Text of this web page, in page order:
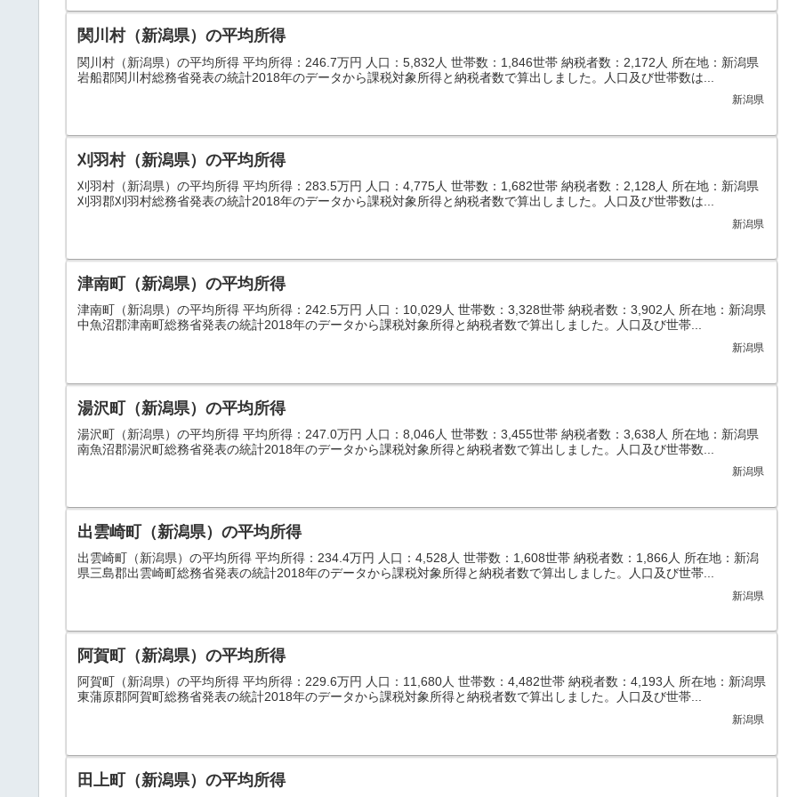
関川村（新潟県）の平均所得
関川村（新潟県）の平均所得 平均所得：246.7万円 人口：5,832人 世帯数：1,846世帯 納税者数：2,172人 所在地：新潟県
岩船郡関川村総務省発表の統計2018年のデータから課税対象所得と納税者数で算出しました。人口及び世帯数は...
新潟県
刈羽村（新潟県）の平均所得
刈羽村（新潟県）の平均所得 平均所得：283.5万円 人口：4,775人 世帯数：1,682世帯 納税者数：2,128人 所在地：新潟県
刈羽郡刈羽村総務省発表の統計2018年のデータから課税対象所得と納税者数で算出しました。人口及び世帯数は...
新潟県
津南町（新潟県）の平均所得
津南町（新潟県）の平均所得 平均所得：242.5万円 人口：10,029人 世帯数：3,328世帯 納税者数：3,902人 所在地：新潟県
中魚沼郡津南町総務省発表の統計2018年のデータから課税対象所得と納税者数で算出しました。人口及び世帯...
新潟県
湯沢町（新潟県）の平均所得
湯沢町（新潟県）の平均所得 平均所得：247.0万円 人口：8,046人 世帯数：3,455世帯 納税者数：3,638人 所在地：新潟県
南魚沼郡湯沢町総務省発表の統計2018年のデータから課税対象所得と納税者数で算出しました。人口及び世帯数...
新潟県
出雲崎町（新潟県）の平均所得
出雲崎町（新潟県）の平均所得 平均所得：234.4万円 人口：4,528人 世帯数：1,608世帯 納税者数：1,866人 所在地：新潟
県三島郡出雲崎町総務省発表の統計2018年のデータから課税対象所得と納税者数で算出しました。人口及び世帯...
新潟県
阿賀町（新潟県）の平均所得
阿賀町（新潟県）の平均所得 平均所得：229.6万円 人口：11,680人 世帯数：4,482世帯 納税者数：4,193人 所在地：新潟県
東蒲原郡阿賀町総務省発表の統計2018年のデータから課税対象所得と納税者数で算出しました。人口及び世帯...
新潟県
田上町（新潟県）の平均所得